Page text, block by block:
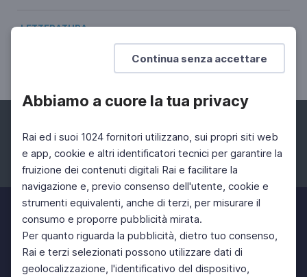
Continua senza accettare
Abbiamo a cuore la tua privacy
Rai ed i suoi 1024 fornitori utilizzano, sui propri siti web
e app, cookie e altri identificatori tecnici per garantire la
fruizione dei contenuti digitali Rai e facilitare la
navigazione e, previo consenso dell'utente, cookie e
strumenti equivalenti, anche di terzi, per misurare il
consumo e proporre pubblicità mirata.
Per quanto riguarda la pubblicità, dietro tuo consenso,
Rai e terzi selezionati possono utilizzare dati di
geolocalizzazione, l'identificativo del dispositivo,
LETTERATURA
Temim Fruchter, Città che ride
L'energia dei desideri
Facebook Instagram Twitter